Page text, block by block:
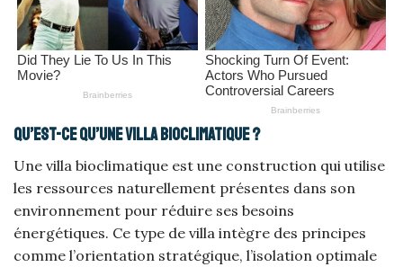
Qu’est-ce qu’une villa bioclimatique ?
Une villa bioclimatique est une construction qui utilise
les ressources naturellement présentes dans son
environnement pour réduire ses besoins
énergétiques. Ce type de villa intègre des principes
comme l’orientation stratégique, l’isolation optimale